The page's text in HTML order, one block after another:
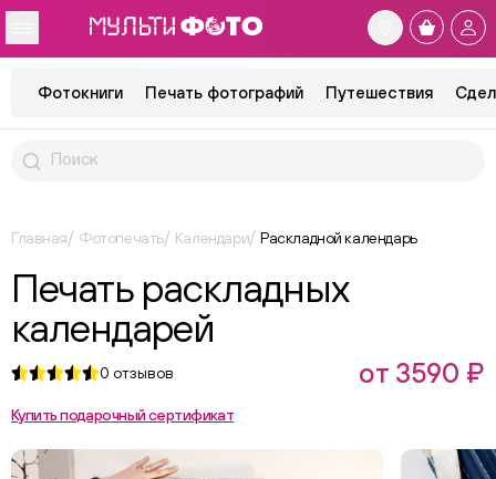
Фотокниги Печать фотографий Путешествия
Главная Фотопечать Календари Раскладной календарь
Печать раскладных
календарей
0 отзывов от 3590 ₽
Купить подарочный сертификат